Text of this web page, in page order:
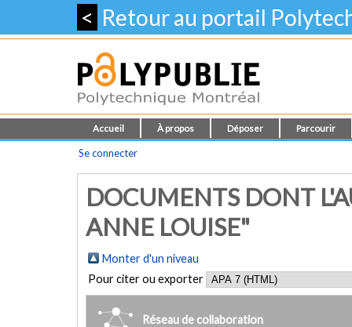
< Retour au portail
Accueil À propos Déposer Parcourir
Se connecter
DOCUMENTS DONT
ANNE LOUISE"
Monter d'un niveau
Pour citer ou exporter
Réseau de collaboration